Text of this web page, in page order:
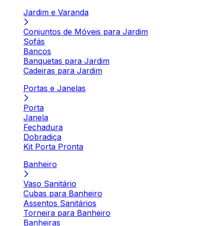
Jardim e Varanda
Conjuntos de Móveis para Jardim
Sofás
Bancos
Banquetas para Jardim
Cadeiras para Jardim
Portas e Janelas
Porta
Janela
Fechadura
Dobradiça
Kit Porta Pronta
Banheiro
Vaso Sanitário
Cubas para Banheiro
Assentos Sanitários
Torneira para Banheiro
Banheiras